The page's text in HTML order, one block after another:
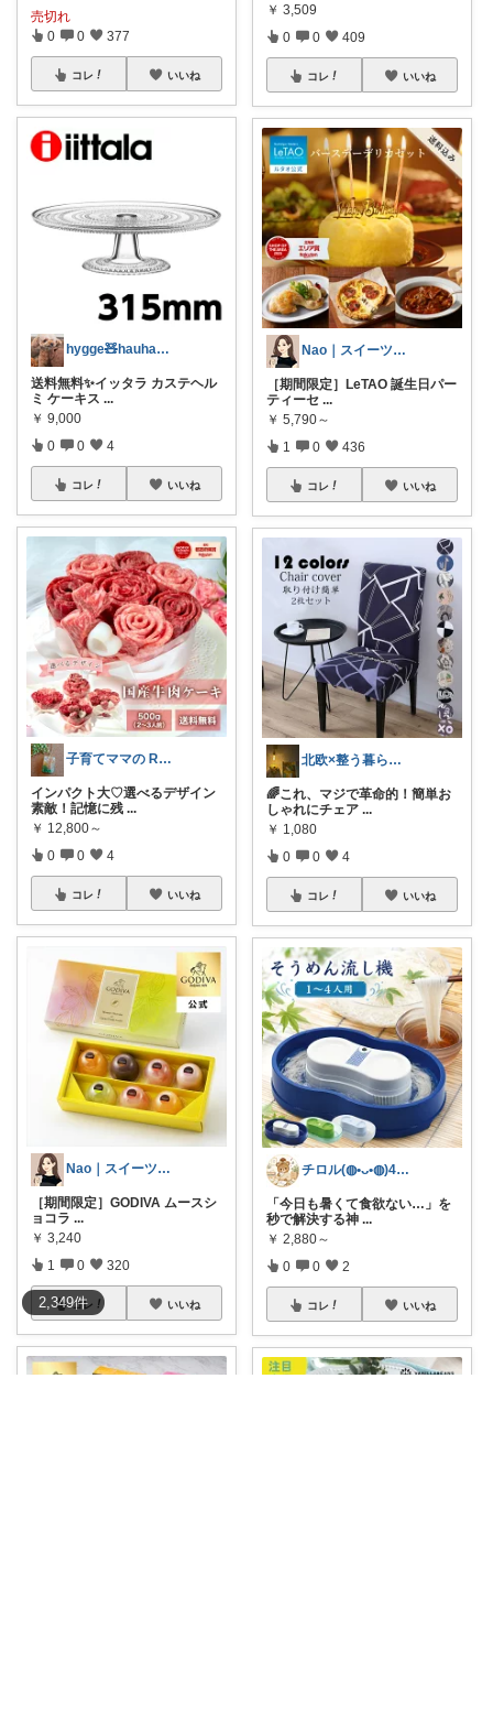
2,349件
売切れ
0 0 377
コレ いいね
hygge🧸hauhau🐕🐈‍⬛
送料無料✨イッタラ カステヘル
ミ ケーキス ...
￥ 9,000
0 0 4
コレ いいね
子育てママの ROOM
インパクト大♡選べるデザイン
素敵！記憶に残 ...
￥ 12,800～
0 0 4
コレ いいね
Nao｜スイーツROOM🍰
［期間限定］GODIVA ムースシ
ョコラ ...
￥ 3,240
1 0 320
コレ いいね
￥ 3,509
0 0 409
コレ いいね
Nao｜スイーツROOM🍰
［期間限定］LeTAO 誕生日パー
ティーセ ...
￥ 5,790～
1 0 436
コレ いいね
北欧×整う暮らし｜ハル
🌈これ、マジで革命的！簡単お
しゃれにチェア ...
￥ 1,080
0 0 4
コレ いいね
チロル(◍•ᴗ•◍)40代ワーママ🎵
「今日も暑くて食欲ない…」を
秒で解決する神 ...
￥ 2,880～
0 0 2
コレ いいね